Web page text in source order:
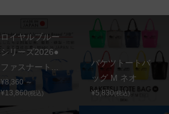
ロイヤルブルー
シリーズ2026●
ファスナート...
¥8,360 ～
¥13,860(税込)
バケツトートバ
ッグ M ネオ
¥5,830(税込)